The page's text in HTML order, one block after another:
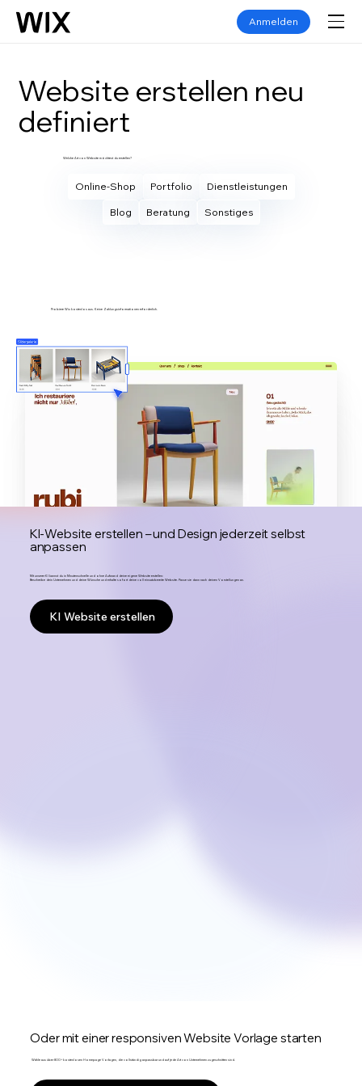
Anmelden
Website erstellen neu
definiert
Welche Art von Website möchtest du erstellen?
Online-Shop Portfolio Dienstleistungen
Blog Beratung Sonstiges
Probiere Wix kostenlos aus. Keine Zahlungsinformationen erforderlich.
KI-Website erstellen – und Design jederzeit selbst
anpassen
Mit unserer KI kannst du in Minutenschnelle und ohne Aufwand deine eigene Website erstellen:
Beschreibe dein Unternehmen und deine Wünsche und erhalte sofort deine voll einsatzbereite Website. Passe sie dann nach deinen Vorstellungen an.
KI Website erstellen
Oder mit einer responsiven Website Vorlage starten
Wähle aus über 800+ kostenlosen Homepage Vorlagen, die vollständig anpassbar und auf jede Art von Unternehmen zugeschnitten sind.